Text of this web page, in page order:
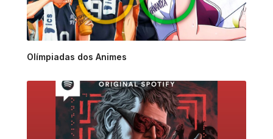
Olímpiadas dos Animes